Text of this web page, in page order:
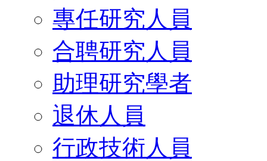
專任研究人員
合聘研究人員
助理研究學者
退休人員
行政技術人員